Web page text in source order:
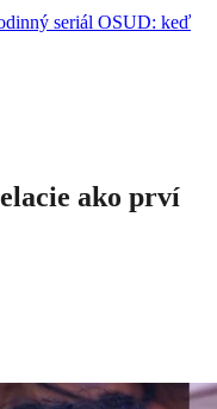
seriál OSUD: keď
ako prví